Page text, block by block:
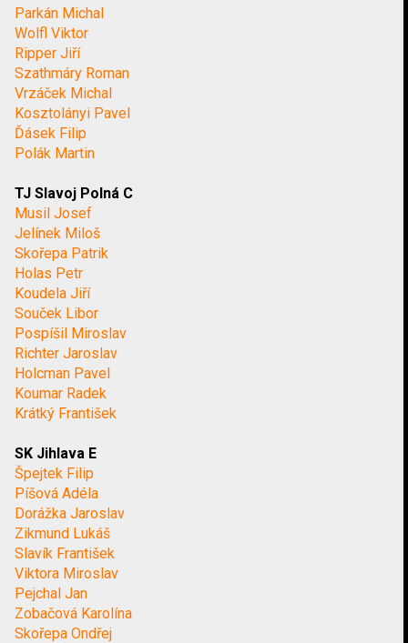
Parkán Michal
Wolfl Viktor
Ripper Jiří
Szathmáry Roman
Vrzáček Michal
Kosztolányi Pavel
Ďásek Filip
Polák Martin
TJ Slavoj Polná C
Musil Josef
Jelínek Miloš
Skořepa Patrik
Holas Petr
Koudela Jiří
Souček Libor
Pospíšil Miroslav
Richter Jaroslav
Holcman Pavel
Koumar Radek
Krátký František
SK Jihlava E
Špejtek Filip
Píšová Adéla
Dorážka Jaroslav
Zikmund Lukáš
Slavík František
Viktora Miroslav
Pejchal Jan
Zobačová Karolína
Skořepa Ondřej